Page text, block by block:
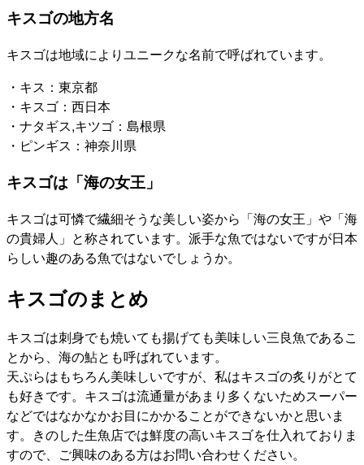
キスゴの地方名
キスゴは地域によりユニークな名前で呼ばれています。
・キス：東京都
・キスゴ：西日本
・ナタギス,キツゴ：島根県
・ピンギス：神奈川県
キスゴは「海の女王」
キスゴは可憐で繊細そうな美しい姿から「海の女王」や「海
の貴婦人」と称されています。派手な魚ではないですが日本
らしい趣のある魚ではないでしょうか。
キスゴのまとめ
キスゴは刺身でも焼いても揚げても美味しい三良魚であるこ
とから、海の鮎とも呼ばれています。
天ぷらはもちろん美味しいですが、私はキスゴの炙りがとて
も好きです。キスゴは流通量があまり多くないためスーパー
などではなかなかお目にかかることができないかと思いま
す。きのした生魚店では鮮度の高いキスゴを仕入れておりま
すので、ご興味のある方はお問い合わせください。